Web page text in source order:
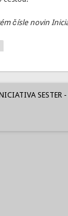
čísle novin
SESTER